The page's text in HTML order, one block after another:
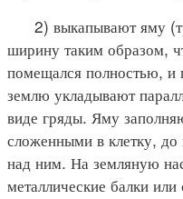
2) выкапывают яму
ширину таким образом,
помещался полностью,
землю укладывают
виде гряды. Яму
сложенными в клетку,
над ним. На земляную
металлические балки